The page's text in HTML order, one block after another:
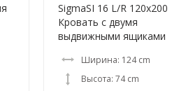
SigmaSI 16 L/R 120x200
Кровать с двумя
выдвижными ящиками
Ширина: 124 cm
Высота: 74 cm